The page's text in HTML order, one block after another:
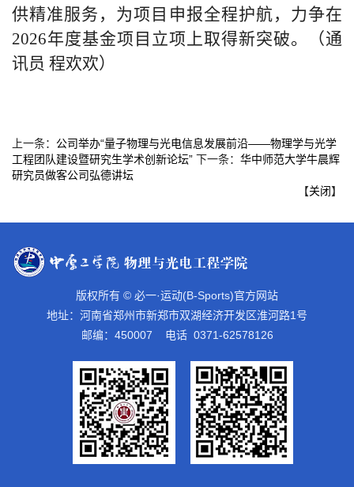
供精准服务，为项目申报全程护航，力争在
2026年度基金项目立项上取得新突破。（通
讯员 程欢欢）
上一条： 公司举办“量子物理与光电信息发展前沿——物理学与光学
工程团队建设暨研究生学术创新论坛” 下一条： 华中师范大学牛晨辉
研究员做客公司弘德讲坛
【关闭】
版权所有 © 必一·运动(B-Sports)官方网站
地址：河南省郑州市新郑市双湖经济开发区淮河路1号
邮编：450007 电话 0371-62578126